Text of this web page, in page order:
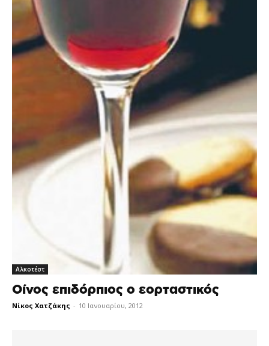
Αλκοτέστ
Οίνος επιδόρπιος ο εορταστικός
Νίκος Χατζάκης - 10 Ιανουαρίου, 2012